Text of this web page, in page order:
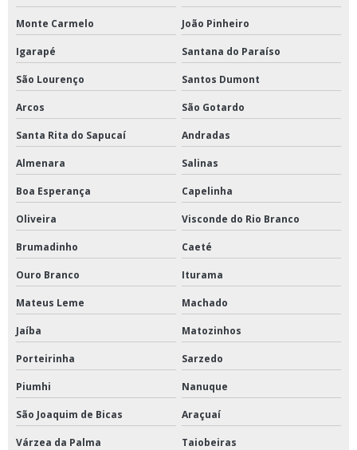
Monte Carmelo João Pinheiro
Igarapé Santana do Paraíso
São Lourenço Santos Dumont
Arcos São Gotardo
Santa Rita do Sapucaí Andradas
Almenara Salinas
Boa Esperança Capelinha
Oliveira Visconde do Rio Branco
Brumadinho Caeté
Ouro Branco Iturama
Mateus Leme Machado
Jaíba Matozinhos
Porteirinha Sarzedo
Piumhi Nanuque
São Joaquim de Bicas Araçuaí
Várzea da Palma Taiobeiras